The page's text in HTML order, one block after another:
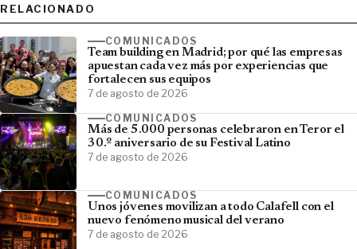
RELACIONADO
COMUNICADOS
Team building en Madrid; por qué las empresas
apuestan cada vez más por experiencias que
fortalecen sus equipos
7 de agosto de 2026
COMUNICADOS
Más de 5.000 personas celebraron en Teror el
30.º aniversario de su Festival Latino
7 de agosto de 2026
COMUNICADOS
Unos jóvenes movilizan a todo Calafell con el
nuevo fenómeno musical del verano
7 de agosto de 2026